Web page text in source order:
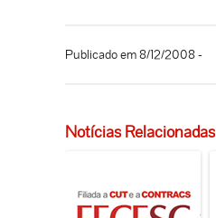
Publicado em 8/12/2008 -
Notícias Relacionadas